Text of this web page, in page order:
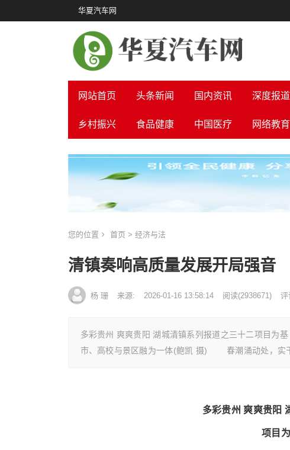
华夏汽车网
网站首页 头条新闻 国内资讯 深度报道
乡村振兴 食品健康 中国医疗 网络教育
您的位置 首页 > 经济与法
清镇奏响高质量发展开局强音
杨 珊 来源: 2026-01-16 13:58:14 阅读(2938671) 评
多彩贵州 爽爽贵阳 湖城清镇系列报道之三十二项目为
市、高校与景区融为一体(鲍凯 摄) 春潮涌动处，实
多彩贵州 爽爽贵阳
项目